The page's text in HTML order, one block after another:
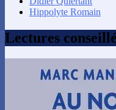
Hippolyte Romain
Lectures